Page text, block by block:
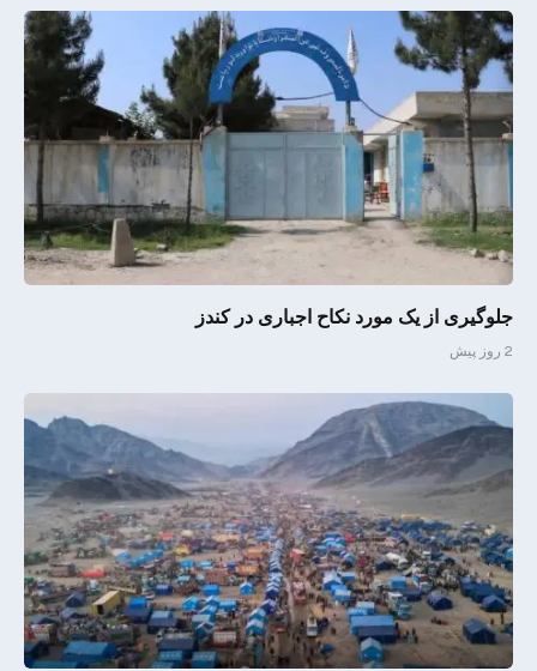
جلوگیری از یک مورد نکاح اجباری در کندز
2 روز پیش